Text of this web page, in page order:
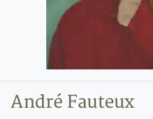
André Fauteux